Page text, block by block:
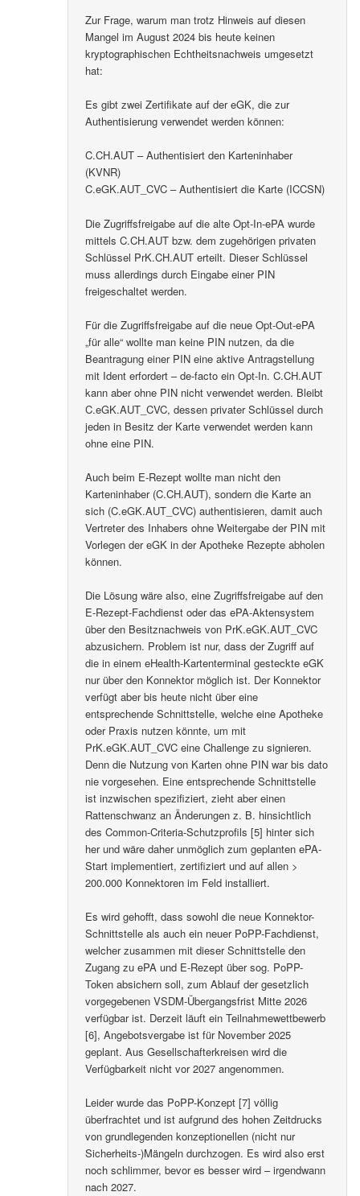
Zur Frage, warum man trotz Hinweis auf diesen
Mangel im August 2024 bis heute keinen
kryptographischen Echtheitsnachweis umgesetzt
hat:
Es gibt zwei Zertifikate auf der eGK, die zur
Authentisierung verwendet werden können:
C.CH.AUT – Authentisiert den Karteninhaber
(KVNR)
C.eGK.AUT_CVC – Authentisiert die Karte (ICCSN)
Die Zugriffsfreigabe auf die alte Opt-In-ePA wurde
mittels C.CH.AUT bzw. dem zugehörigen privaten
Schlüssel PrK.CH.AUT erteilt. Dieser Schlüssel
muss allerdings durch Eingabe einer PIN
freigeschaltet werden.
Für die Zugriffsfreigabe auf die neue Opt-Out-ePA
„für alle“ wollte man keine PIN nutzen, da die
Beantragung einer PIN eine aktive Antragstellung
mit Ident erfordert – de-facto ein Opt-In. C.CH.AUT
kann aber ohne PIN nicht verwendet werden. Bleibt
C.eGK.AUT_CVC, dessen privater Schlüssel durch
jeden in Besitz der Karte verwendet werden kann
ohne eine PIN.
Auch beim E-Rezept wollte man nicht den
Karteninhaber (C.CH.AUT), sondern die Karte an
sich (C.eGK.AUT_CVC) authentisieren, damit auch
Vertreter des Inhabers ohne Weitergabe der PIN mit
Vorlegen der eGK in der Apotheke Rezepte abholen
können.
Die Lösung wäre also, eine Zugriffsfreigabe auf den
E-Rezept-Fachdienst oder das ePA-Aktensystem
über den Besitznachweis von PrK.eGK.AUT_CVC
abzusichern. Problem ist nur, dass der Zugriff auf
die in einem eHealth-Kartenterminal gesteckte eGK
nur über den Konnektor möglich ist. Der Konnektor
verfügt aber bis heute nicht über eine
entsprechende Schnittstelle, welche eine Apotheke
oder Praxis nutzen könnte, um mit
PrK.eGK.AUT_CVC eine Challenge zu signieren.
Denn die Nutzung von Karten ohne PIN war bis dato
nie vorgesehen. Eine entsprechende Schnittstelle
ist inzwischen spezifiziert, zieht aber einen
Rattenschwanz an Änderungen z. B. hinsichtlich
des Common-Criteria-Schutzprofils [5] hinter sich
her und wäre daher unmöglich zum geplanten ePA-
Start implementiert, zertifiziert und auf allen >
200.000 Konnektoren im Feld installiert.
Es wird gehofft, dass sowohl die neue Konnektor-
Schnittstelle als auch ein neuer PoPP-Fachdienst,
welcher zusammen mit dieser Schnittstelle den
Zugang zu ePA und E-Rezept über sog. PoPP-
Token absichern soll, zum Ablauf der gesetzlich
vorgegebenen VSDM-Übergangsfrist Mitte 2026
verfügbar ist. Derzeit läuft ein Teilnahmewettbewerb
[6], Angebotsvergabe ist für November 2025
geplant. Aus Gesellschafterkreisen wird die
Verfügbarkeit nicht vor 2027 angenommen.
Leider wurde das PoPP-Konzept [7] völlig
überfrachtet und ist aufgrund des hohen Zeitdrucks
von grundlegenden konzeptionellen (nicht nur
Sicherheits-)Mängeln durchzogen. Es wird also erst
noch schlimmer, bevor es besser wird – irgendwann
nach 2027.